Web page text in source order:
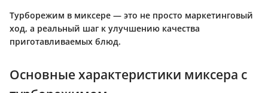
Турборежим в миксере — это не просто маркетинговый
ход, а реальный шаг к улучшению качества
приготавливаемых блюд.
Основные характеристики миксера с